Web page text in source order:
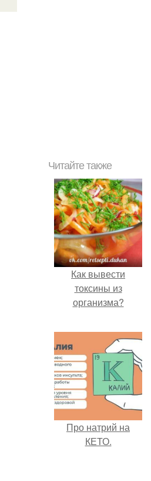
Читайте также
Как вывести
токсины из
организма?
Про натрий на
КЕТО.